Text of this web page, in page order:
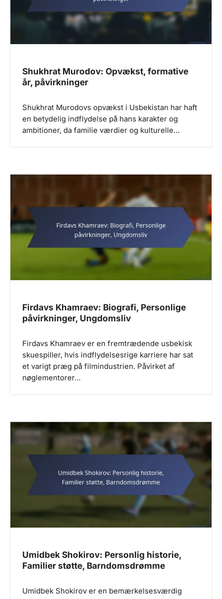
Shukhrat Murodov: Opvækst, formative
år, påvirkninger
Shukhrat Murodovs opvækst i Usbekistan har haft
en betydelig indflydelse på hans karakter og
ambitioner, da familie værdier og kulturelle…
Firdavs Khamraev: Biografi, Personlige
påvirkninger, Ungdomsliv
Firdavs Khamraev er en fremtrædende usbekisk
skuespiller, hvis indflydelsesrige karriere har sat
et varigt præg på filmindustrien. Påvirket af
nøglementorer…
Umidbek Shokirov: Personlig historie,
Familier støtte, Barndomsdrømme
Umidbek Shokirov er en bemærkelsesværdig